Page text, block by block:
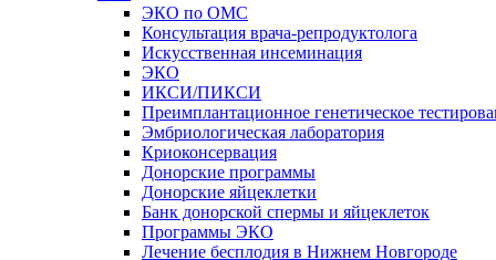
ЭКО по ОМС
Консультация врача-репродуктолога
Искусственная инсеминация
ЭКО
ИКСИ/ПИКСИ
Преимплантационное генетическое
Эмбриологическая лаборатория
Криоконсервация
Донорские программы
Донорские яйцеклетки
Банк донорской спермы и яйцеклеток
Программы ЭКО
Лечение бесплодия в Нижнем Новгороде